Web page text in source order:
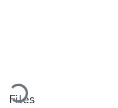
Loading...
Files